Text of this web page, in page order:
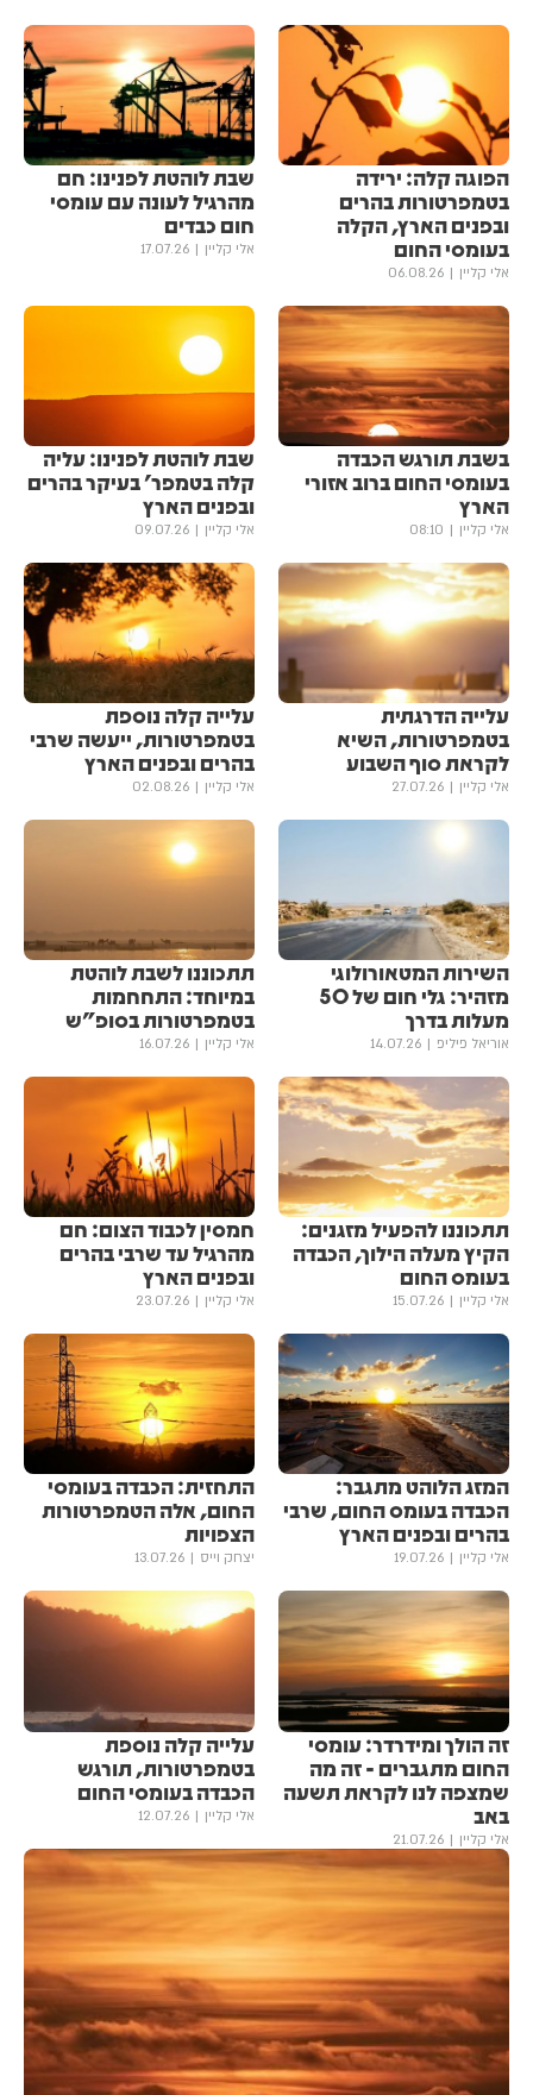
הפוגה קלה: ירידה
בטמפרטורות בהרים
ובפנים הארץ, הקלה
בעומסי החום
אלי קליין 06.08.26
שבת לוהטת לפנינו: חם
מהרגיל לעונה עם עומסי
חום כבדים
אלי קליין 17.07.26
בשבת תורגש הכבדה
בעומסי החום ברוב אזורי
הארץ
אלי קליין 08:10
שבת לוהטת לפנינו: עליה
קלה בטמפר' בעיקר בהרים
ובפנים הארץ
אלי קליין 09.07.26
עלייה הדרגתית
בטמפרטורות, השיא
לקראת סוף השבוע
אלי קליין 27.07.26
עלייה קלה נוספת
בטמפרטורות, ייעשה שרבי
בהרים ובפנים הארץ
אלי קליין 02.08.26
השירות המטאורולוגי
מזהיר: גלי חום של 50
מעלות בדרך
אוריאל פיליפ 14.07.26
תתכוננו לשבת לוהטת
במיוחד: התחחמות
בטמפרטורות בסופ"ש
אלי קליין 16.07.26
תתכוננו להפעיל מזגנים:
הקיץ מעלה הילוך, הכבדה
בעומס החום
אלי קליין 15.07.26
חמסין לכבוד הצום: חם
מהרגיל עד שרבי בהרים
ובפנים הארץ
אלי קליין 23.07.26
המזג הלוהט מתגבר:
הכבדה בעומס החום, שרבי
בהרים ובפנים הארץ
אלי קליין 19.07.26
התחזית: הכבדה בעומסי
החום, אלה הטמפרטורות
הצפויות
יצחק וייס 13.07.26
זה הולך ומידרדר: עומסי
החום מתגברים - זה מה
שמצפה לנו לקראת תשעה
באב
אלי קליין 21.07.26
עלייה קלה נוספת
בטמפרטורות, תורגש
הכבדה בעומסי החום
אלי קליין 12.07.26